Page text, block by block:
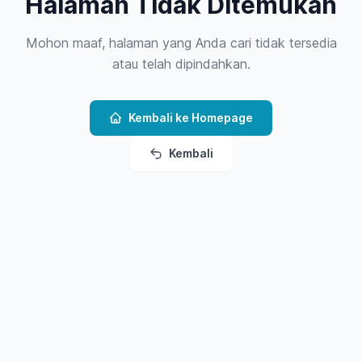
Mohon maaf, halaman yang Anda cari tidak tersedia
atau telah dipindahkan.
Kembali ke Homepage
Kembali